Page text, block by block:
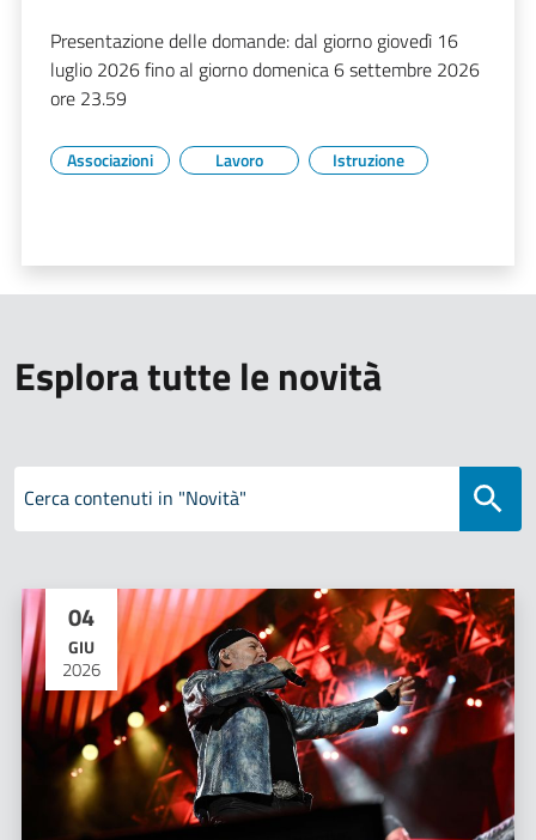
Presentazione delle domande: dal giorno giovedì 16
luglio 2026 fino al giorno domenica 6 settembre 2026
ore 23.59
Associazioni Lavoro Istruzione
Esplora tutte le novità
Cerca contenuti in "Novità"
04
GIU
2026